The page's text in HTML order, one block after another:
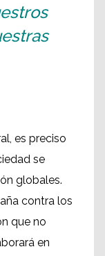
es preciso
se
globales.
contra los
que no
en